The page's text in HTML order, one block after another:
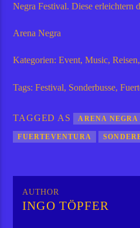
Negra Festival. Diese erleichtern
Arena Negra
Kategorien: Event, Music,
Tags: Festival, Sonderbusse,
TAGGED AS ARENA
FUERTEVENTURA
AUTHOR
INGO TÖPFER